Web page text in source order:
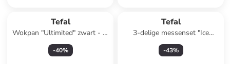
Tefal
Wokpan "Ultimited" zwart - Ø
28 cm
-40%
Tefal
3-delige messenset "Ice
Force" zilverkleurig/zwart
-43%